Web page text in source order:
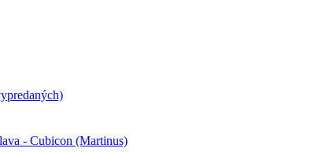
- Cubicon (Martinus)